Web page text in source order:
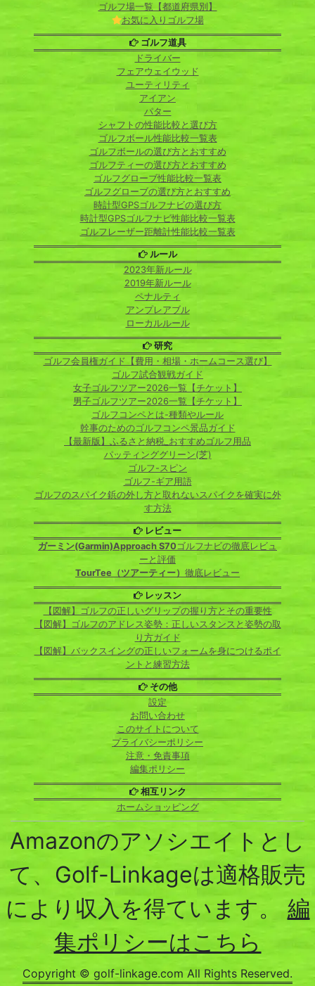
ゴルフ場一覧【都道府県別】
お気に入りゴルフ場
ゴルフ道具
ドライバー
フェアウェイウッド
ユーティリティ
アイアン
パター
シャフトの性能比較と選び方
ゴルフボール性能比較一覧表
ゴルフボールの選び方とおすすめ
ゴルフティーの選び方とおすすめ
ゴルフグローブ性能比較一覧表
ゴルフグローブの選び方とおすすめ
時計型GPSゴルフナビの選び方
時計型GPSゴルフナビ性能比較一覧表
ゴルフレーザー距離計性能比較一覧表
ルール
2023年新ルール
2019年新ルール
ペナルティ
アンプレアブル
ローカルルール
研究
ゴルフ会員権ガイド【費用・相場・ホームコース選び】
ゴルフ試合観戦ガイド
女子ゴルフツアー2026一覧【チケット】
男子ゴルフツアー2026一覧【チケット】
ゴルフコンペとは-種類やルール
幹事のためのゴルフコンペ景品ガイド
【最新版】ふるさと納税_おすすめゴルフ用品
パッティンググリーン(芝)
ゴルフ-スピン
ゴルフ-ギア用語
ゴルフのスパイク鋲の外し方と取れないスパイクを確実に外
す方法
レビュー
ガーミン(Garmin)Approach S70ゴルフナビの徹底レビュ
ーと評価
TourTee（ツアーティー） 徹底レビュー
レッスン
【図解】ゴルフの正しいグリップの握り方とその重要性
【図解】ゴルフのアドレス姿勢：正しいスタンスと姿勢の取
り方ガイド
【図解】バックスイングの正しいフォームを身につけるポイ
ントと練習方法
その他
設定
お問い合わせ
このサイトについて
プライバシーポリシー
注意・免責事項
編集ポリシー
相互リンク
ホームショッピング
Amazonのアソシエイトとし
て、Golf-Linkageは適格販売
により収入を得ています。 編
集ポリシーはこちら
Copyright © golf-linkage.com All Rights Reserved.